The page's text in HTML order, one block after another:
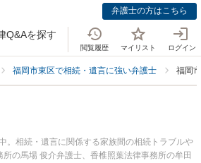
弁護士の方はこちら
Q&Aを探す
閲覧履歴 マイリスト ログイン
福岡市東区で相続・遺言に強い弁護士 福岡
。相続・遺言に関係する家族間の相続トラブルや
の馬場 俊介弁護士、香椎照葉法律事務所の牟田